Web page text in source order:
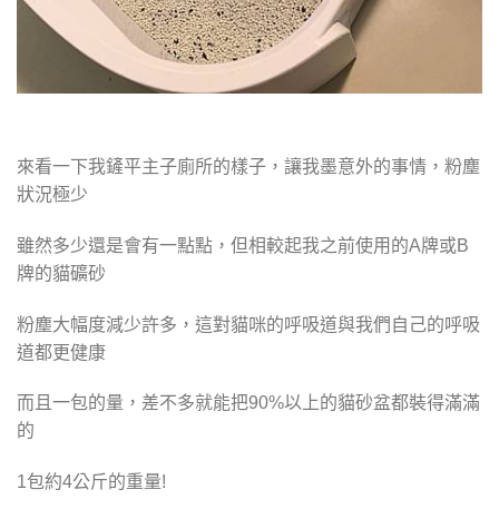
來看一下我鏟平主子廁所的樣子，讓我墨意外的事情，粉塵
狀況極少
雖然多少還是會有一點點，但相較起我之前使用的A牌或B
牌的貓礦砂
粉塵大幅度減少許多，這對貓咪的呼吸道與我們自己的呼吸
道都更健康
而且一包的量，差不多就能把90%以上的貓砂盆都裝得滿滿
的
1包約4公斤的重量!